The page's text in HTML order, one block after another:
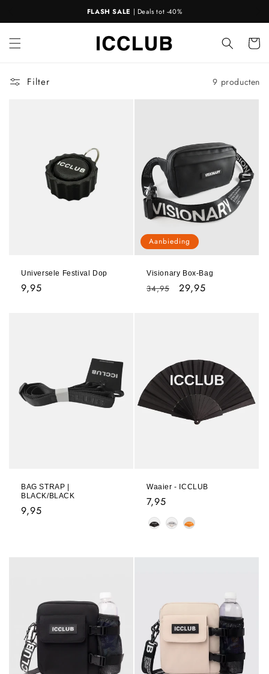
content
| Deals tot -40%
Filter 9 producten
Universele Festival Dop
Normale
9,95
Aanbieding
Visionary Box-Bag
Normale
34,95 Aanbiedingsprijs
29,95
BAG STRAP |
BLACK/BLACK
Normale
9,95
Waaier - ICCLUB
Normale
prijs
7,95
Kleur